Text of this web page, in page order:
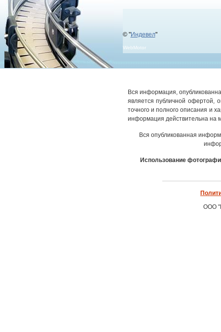
© "Индевел"
WebMotor
Вся информация,
является публичной офертой,
точного и полного описания и
информация действительна на
Вся опубликованная
Использование
ООО